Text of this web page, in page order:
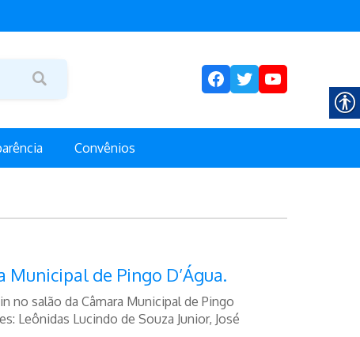
https://TwitterYouTube
Convênios
de Pingo D’Água.
no salão da Câmara Municipal de Pingo
Leônidas Lucindo de Souza Junior, José